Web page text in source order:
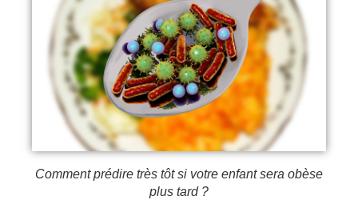
Comment prédire très tôt si votre enfant sera obèse
plus tard ?